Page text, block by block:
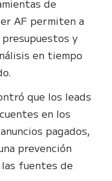
de
AF permiten a
y
en tiempo
que los leads
en los
pagados,
prevención
fuentes de